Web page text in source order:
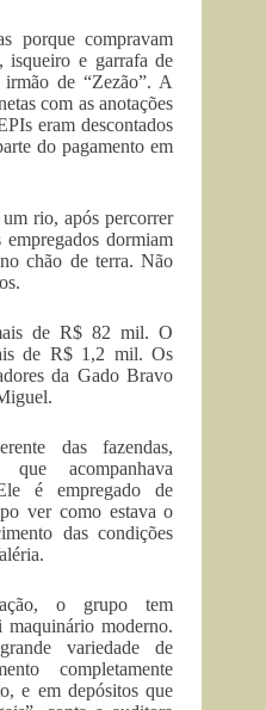
porque compravam
isqueiro e garrafa de
de “Zezão”. A
com as anotações
eram descontados
do pagamento em
rio, após percorrer
dormiam
chão de terra. Não
de R$ 82 mil. O
de R$ 1,2 mil. Os
da Gado Bravo
das fazendas,
acompanhava
é empregado de
ver como estava o
das condições
o grupo tem
maquinário moderno.
variedade de
completamente
e em depósitos que